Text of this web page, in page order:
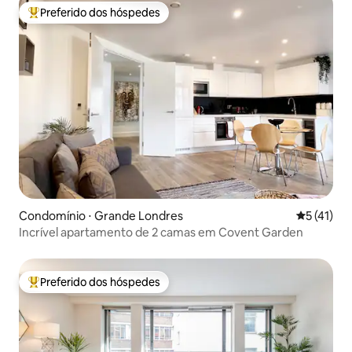
Entre os melhores preferidos dos hóspedes
Preferido dos hóspedes
Condomínio ⋅ Grande Londres 5 de uma
5 (41)
Incrível apartamento de 2 camas em Covent Garden
Entre os melhores preferidos dos hóspedes
Preferido dos hóspedes